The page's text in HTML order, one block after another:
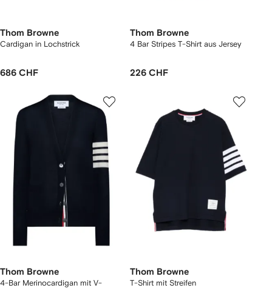
Thom Browne
Cardigan in Lochstrick
686 CHF
Thom Browne
4 Bar Stripes T-Shirt aus Jersey
226 CHF
Thom Browne
4-Bar Merinocardigan mit V-
Thom Browne
T-Shirt mit Streifen